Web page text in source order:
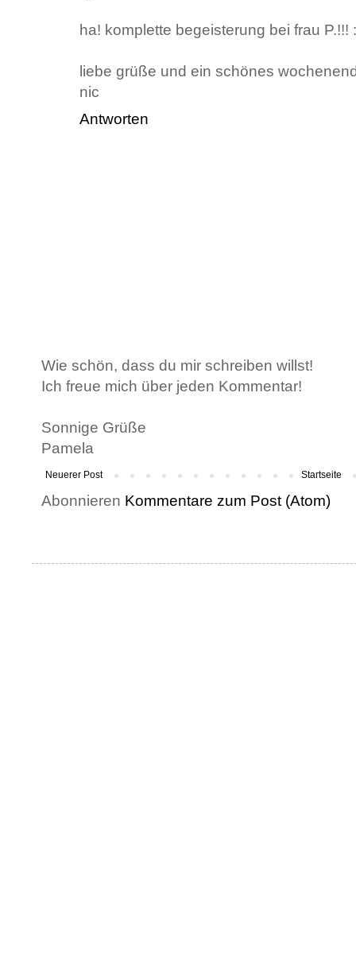
ha! komplette begeisterung bei frau P.!!!
liebe grüße und ein schönes
nic
Antworten
Wie schön, dass du mir schreiben willst!
Ich freue mich über jeden Kommentar!
Sonnige Grüße
Pamela
Neuerer Post Startseite
Abonnieren Kommentare zum Post (Atom)